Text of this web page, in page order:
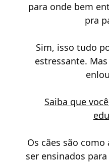
para onde bem
pra
Sim, isso tudo
estressante.
Saiba que
Os cães são
ser ensinados